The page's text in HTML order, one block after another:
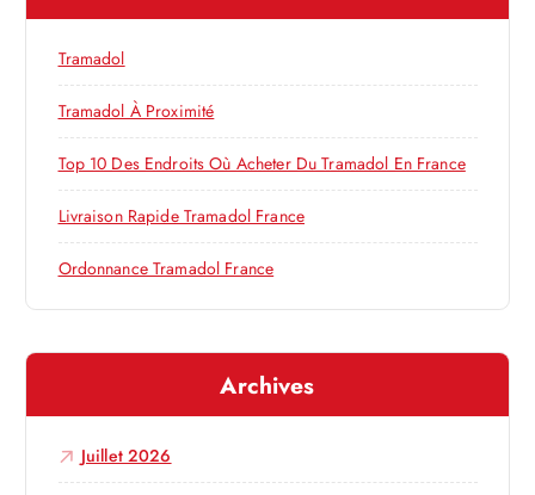
d
r
t
i
c
e
r
:
Tramadol
Tramadol À Proximité
Top 10 Des Endroits Où Acheter Du Tramadol En France
Livraison Rapide Tramadol France
Ordonnance Tramadol France
Archives
Juillet 2026